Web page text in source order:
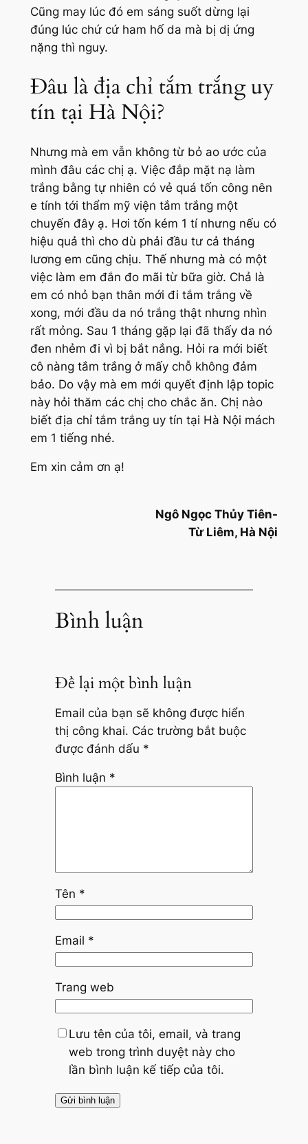
Cũng may lúc đó em sáng suốt dừng lại
đúng lúc chứ cứ ham hố da mà bị dị ứng
nặng thì nguy.
Đâu là địa chỉ tắm trắng uy
tín tại Hà Nội?
Nhưng mà em vẫn không từ bỏ ao ước của
mình đâu các chị ạ. Việc đắp mặt nạ làm
trắng bằng tự nhiên có vẻ quá tốn công nên
e tính tới thẩm mỹ viện tắm trắng một
chuyến đây ạ. Hơi tốn kém 1 tí nhưng nếu có
hiệu quả thì cho dù phải đầu tư cả tháng
lương em cũng chịu. Thế nhưng mà có một
việc làm em đắn đo mãi từ bữa giờ. Chả là
em có nhỏ bạn thân mới đi tắm trắng về
xong, mới đầu da nó trắng thật nhưng nhìn
rất mỏng. Sau 1 tháng gặp lại đã thấy da nó
đen nhẻm đi vì bị bắt nắng. Hỏi ra mới biết
cô nàng tắm trắng ở mấy chỗ không đảm
bảo. Do vậy mà em mới quyết định lập topic
này hỏi thăm các chị cho chắc ăn. Chị nào
biết địa chỉ tắm trắng uy tín tại Hà Nội mách
em 1 tiếng nhé.
Em xin cảm ơn ạ!
Ngô Ngọc Thủy Tiên-
Từ Liêm, Hà Nội
Bình luận
Để lại một bình luận
Email của bạn sẽ không được hiển
thị công khai. Các trường bắt buộc
được đánh dấu *
Bình luận *
Tên *
Email *
Trang web
Lưu tên của tôi, email, và trang
web trong trình duyệt này cho
lần bình luận kế tiếp của tôi.